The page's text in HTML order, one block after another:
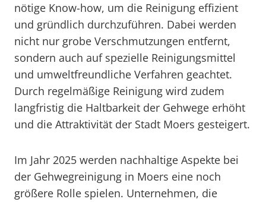
nötige Know-how, um die Reinigung effizient
und gründlich durchzuführen. Dabei werden
nicht nur grobe Verschmutzungen entfernt,
sondern auch auf spezielle Reinigungsmittel
und umweltfreundliche Verfahren geachtet.
Durch regelmäßige Reinigung wird zudem
langfristig die Haltbarkeit der Gehwege erhöht
und die Attraktivität der Stadt Moers gesteigert.
Im Jahr 2025 werden nachhaltige Aspekte bei
der Gehwegreinigung in Moers eine noch
größere Rolle spielen. Unternehmen, die